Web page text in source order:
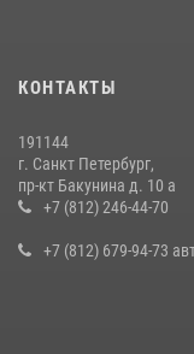
КОНТАКТЫ
191144
г. Санкт Петербург,
пр-кт Бакунина д. 10 а
+7 (812) 246-44-70
+7 (812) 679-94-73